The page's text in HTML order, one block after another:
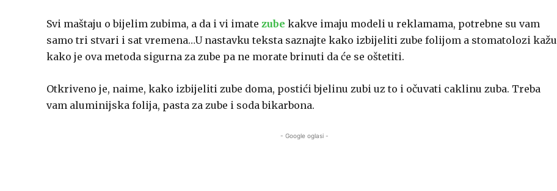
Svi maštaju o bijelim zubima, a da i vi imate zube kakve imaju modeli u reklamama, potrebne su vam
samo tri stvari i sat vremena…U nastavku teksta saznajte kako izbijeliti zube folijom a stomatolozi kažu
kako je ova metoda sigurna za zube pa ne morate brinuti da će se oštetiti.
Otkriveno je, naime, kako izbijeliti zube doma, postići bjelinu zubi uz to i očuvati caklinu zuba. Treba
vam aluminijska folija, pasta za zube i soda bikarbona.
- Google oglasi -